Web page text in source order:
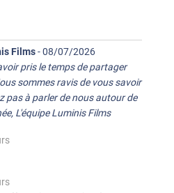
Films-08/07/2026
pris le temps de partager
sommes ravis de vous savoir
pas à parler de nous autour de
L'équipe Luminis Films